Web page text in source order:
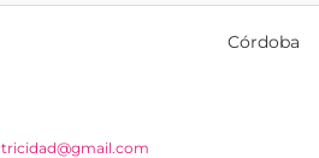
Córdoba